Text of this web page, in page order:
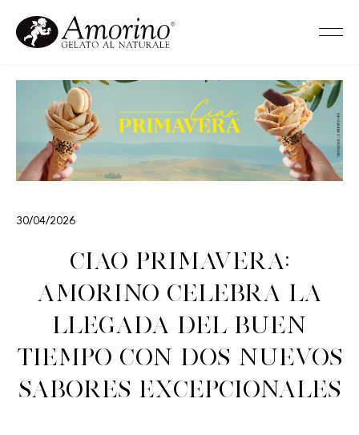
30/04/2026
Ciao Primavera:
Amorino celebra la
llegada del buen
tiempo con dos nuevos
sabores excepcionales